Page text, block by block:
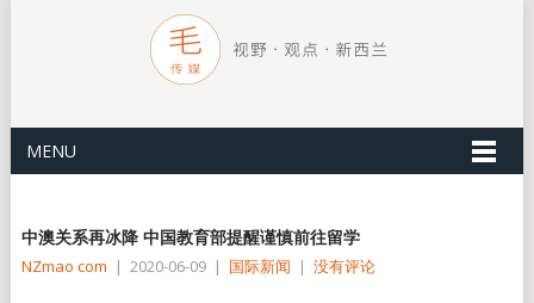
MENU
中澳关系再冰降 中国教育部提醒谨慎前往留学
NZmao com | 2020-06-09 | 国际新闻 | 没有评论